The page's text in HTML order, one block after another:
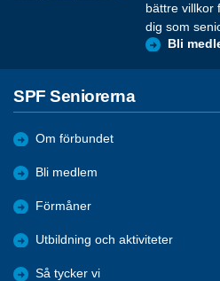
bättre villkor
dig som
Bli
SPF Seniorerna
Om förbundet
Bli medlem
Förmåner
Utbildning och aktiviteter
Så tycker vi